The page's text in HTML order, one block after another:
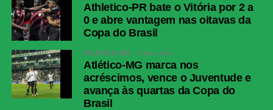
Athletico-PR bate o Vitória por 2 a
0 e abre vantagem nas oitavas da
Copa do Brasil
ATLÉTICO-MG 2 dias atrás
Atlético-MG marca nos
acréscimos, vence o Juventude e
avança às quartas da Copa do
Brasil